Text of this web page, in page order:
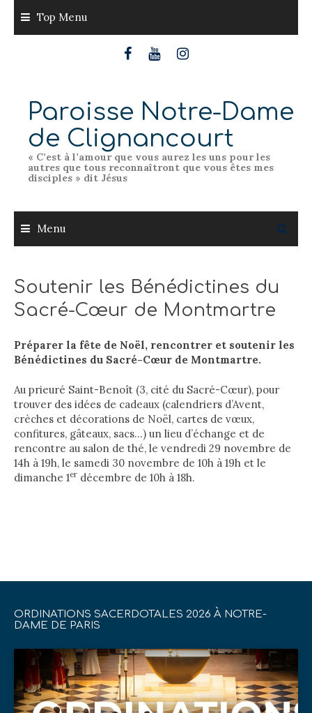
content
Top Menu
Paroisse Notre-Dame
de Clignancourt
« C’est à l’amour que vous aurez les uns pour les
autres que tous reconnaîtront que vous êtes mes
disciples » dit Jésus
Menu
Soutenir les Bénédictines du
Sacré-Cœur de Montmartre
Préparer la fête de Noël, rencontrer et soutenir les
Bénédictines du Sacré-Cœur de Montmartre.
Au prieuré Saint-Benoît (3, cité du Sacré-Cœur), pour
trouver des idées de cadeaux (calendriers d’Avent,
crèches et décorations de Noël, cartes de vœux,
confitures, gâteaux, sacs…) un lieu d’échange et de
rencontre au salon de thé, le vendredi 29 novembre de
14h à 19h, le samedi 30 novembre de 10h à 19h et le
dimanche 1er décembre de 10h à 18h.
ORDINATIONS SACERDOTALES 2026 À NOTRE-
DAME DE PARIS